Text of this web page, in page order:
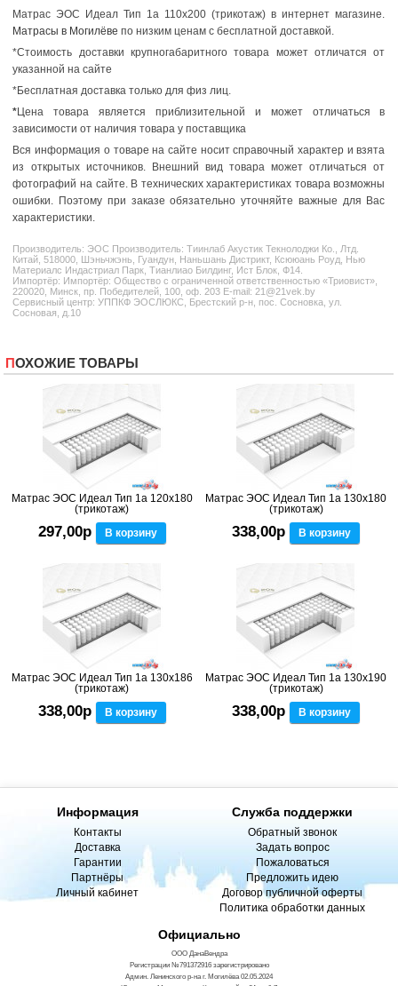
Матрас ЭОС Идеал Тип 1а 110x200 (трикотаж) в интернет магазине.
Матрасы в Могилёве по низким ценам с бесплатной доставкой.
*Стоимость доставки крупногабаритного товара может отличатся от
указанной на сайте
*Бесплатная доставка только для физ лиц.
*Цена товара является приблизительной и может отличаться в
зависимости от наличия товара у поставщика
Вся информация о товаре на сайте носит справочный характер и взята
из открытых источников. Внешний вид товара может отличаться от
фотографий на сайте. В технических характеристиках товара возможны
ошибки. Поэтому при заказе обязательно уточняйте важные для Вас
характеристики.
Производитель: ЭОС Производитель: Тиинлаб Акустик Текнолоджи Ко., Лтд.
Китай, 518000, Шэньчжэнь, Гуандун, Наньшань Дистрикт, Ксююань Роуд, Нью
Материалс Индастриал Парк, Тианлиао Билдинг, Ист Блок, Ф14.
Импортёр: Импортёр: Общество с ограниченной ответственностью «Триовист»,
220020, Минск, пр. Победителей, 100, оф. 203 E-mail: 21@21vek.by
Сервисный центр: УППКФ ЭОСЛЮКС, Брестский р-н, пос. Сосновка, ул.
Сосновая, д.10
ПОХОЖИЕ ТОВАРЫ
Матрас ЭОС Идеал Тип 1а 120x180
(трикотаж)
297,00р В корзину
Матрас ЭОС Идеал Тип 1а 130x180
(трикотаж)
338,00р В корзину
Матрас ЭОС Идеал Тип 1а 130x186
(трикотаж)
338,00р В корзину
Матрас ЭОС Идеал Тип 1а 130x190
(трикотаж)
338,00р В корзину
Информация
Контакты
Доставка
Гарантии
Партнёры
Личный кабинет
Служба поддержки
Обратный звонок
Задать вопрос
Пожаловаться
Предложить идею
Договор публичной оферты
Политика обработки данных
Официально
ООО ДанаВендра
Регистрации №791372916 зарегистрировано
Админ. Ленинского р-на г. Могилёва 02.05.2024